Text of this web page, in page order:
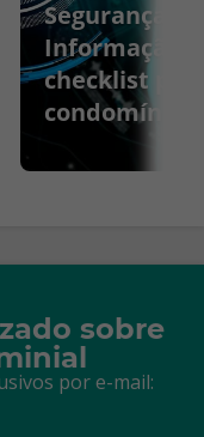
Segurança da
Informação:
checklist
condomínios
sobre
por e-mail: